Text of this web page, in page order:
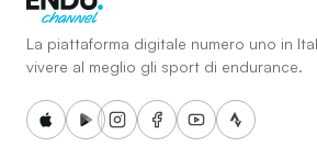
La piattaforma digitale numero uno in
vivere al meglio gli sport di endurance.